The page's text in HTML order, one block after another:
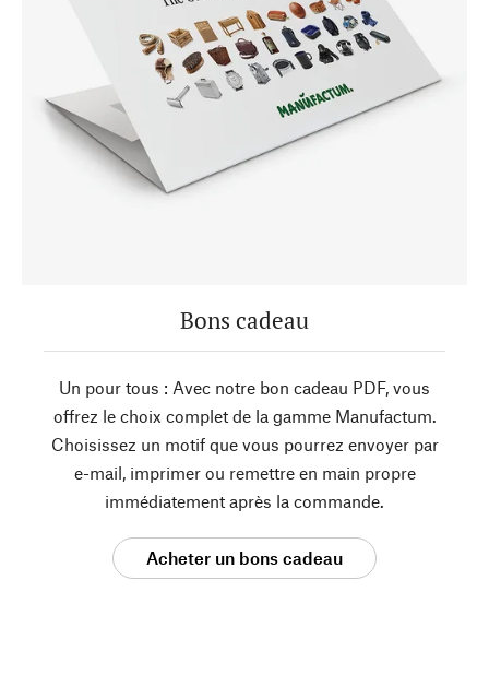
Bons cadeau
Un pour tous : Avec notre bon cadeau PDF, vous
offrez le choix complet de la gamme Manufactum.
Choisissez un motif que vous pourrez envoyer par
e-mail, imprimer ou remettre en main propre
immédiatement après la commande.
Acheter un bons cadeau